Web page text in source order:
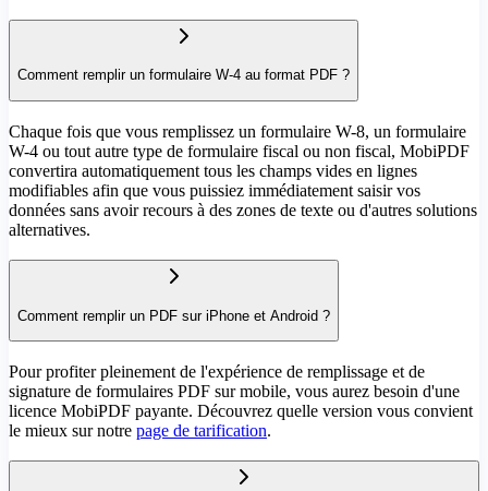
Comment remplir un formulaire W-4 au format PDF ?
Chaque fois que vous remplissez un formulaire W-8, un formulaire
W-4 ou tout autre type de formulaire fiscal ou non fiscal, MobiPDF
convertira automatiquement tous les champs vides en lignes
modifiables afin que vous puissiez immédiatement saisir vos
données sans avoir recours à des zones de texte ou d'autres solutions
alternatives.
Comment remplir un PDF sur iPhone et Android ?
Pour profiter pleinement de l'expérience de remplissage et de
signature de formulaires PDF sur mobile, vous aurez besoin d'une
licence MobiPDF payante. Découvrez quelle version vous convient
le mieux sur notre page de tarification.